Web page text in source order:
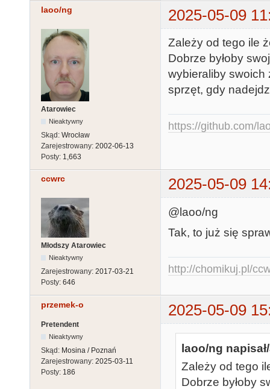
laoo/ng 2025-05-09
Atarowiec
Nieaktywny
Skąd: Wrocław
Zarejestrowany: 2002-06-13
Posty: 1,663
Zależy od tego ile
Dobrze byłoby
wybieraliby swoich
sprzęt, gdy
https://github.com/
ccwrc 2025-05-09
Młodszy Atarowiec
Nieaktywny
Zarejestrowany: 2017-03-21
Posty: 646
@laoo/ng
Tak, to już się
http://chomikuj.pl/
przemek-o 2025-05-09
Pretendent
Nieaktywny
Skąd: Mosina / Poznań
Zarejestrowany: 2025-03-11
Posty: 186
laoo/ng
Zależy od tego
Dobrze byłoby